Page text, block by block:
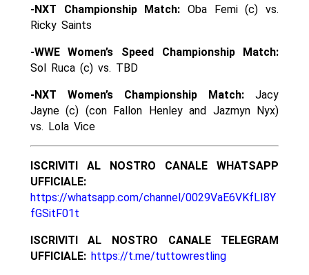
-NXT Championship Match: Oba Femi (c) vs.
Ricky Saints
-WWE Women’s Speed Championship Match:
Sol Ruca (c) vs. TBD
-NXT Women’s Championship Match: Jacy
Jayne (c) (con Fallon Henley and Jazmyn Nyx)
vs. Lola Vice
ISCRIVITI AL NOSTRO CANALE WHATSAPP
UFFICIALE:
https://whatsapp.com/channel/0029VaE6VKfLI8Y
fGSitF01t
ISCRIVITI AL NOSTRO CANALE TELEGRAM
UFFICIALE: https://t.me/tuttowrestling